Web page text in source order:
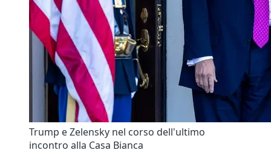
Trump e Zelensky nel corso dell'ultimo
incontro alla Casa Bianca